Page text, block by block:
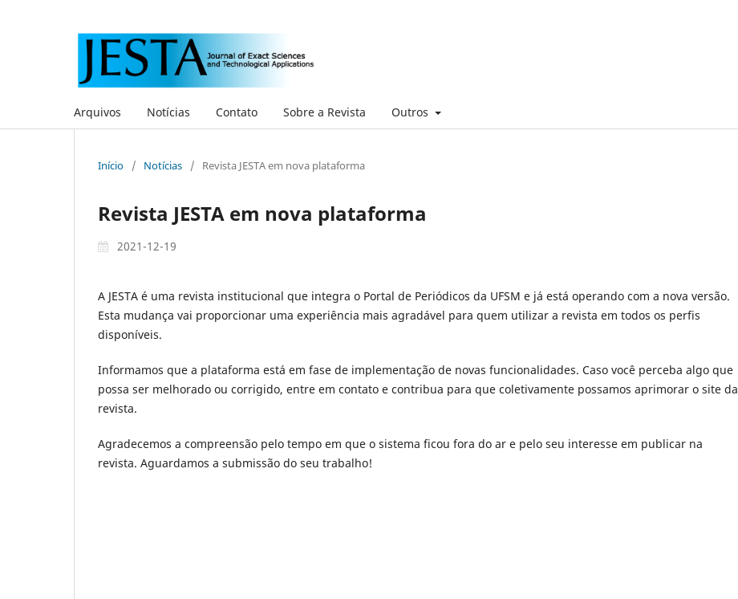
Arquivos Notícias Contato Sobre a Revista Outros
Início / Notícias / Revista JESTA em nova plataforma
Revista JESTA em nova plataforma
2021-12-19
A JESTA é uma revista institucional que integra o Portal de Periódicos da UFSM e já está operando com a nova versão.
Esta mudança vai proporcionar uma experiência mais agradável para quem utilizar a revista em todos os perfis
disponíveis.
Informamos que a plataforma está em fase de implementação de novas funcionalidades. Caso você perceba algo que
possa ser melhorado ou corrigido, entre em contato e contribua para que coletivamente possamos aprimorar o site da
revista.
Agradecemos a compreensão pelo tempo em que o sistema ficou fora do ar e pelo seu interesse em publicar na
revista. Aguardamos a submissão do seu trabalho!